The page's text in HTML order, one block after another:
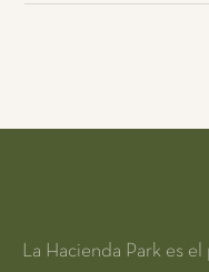
La Hacienda Park es